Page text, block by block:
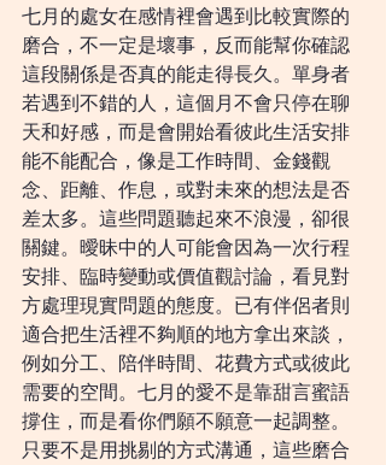
七月的處女在感情裡會遇到比較實際的
磨合，不一定是壞事，反而能幫你確認
這段關係是否真的能走得長久。單身者
若遇到不錯的人，這個月不會只停在聊
天和好感，而是會開始看彼此生活安排
能不能配合，像是工作時間、金錢觀
念、距離、作息，或對未來的想法是否
差太多。這些問題聽起來不浪漫，卻很
關鍵。曖昧中的人可能會因為一次行程
安排、臨時變動或價值觀討論，看見對
方處理現實問題的態度。已有伴侶者則
適合把生活裡不夠順的地方拿出來談，
例如分工、陪伴時間、花費方式或彼此
需要的空間。七月的愛不是靠甜言蜜語
撐住，而是看你們願不願意一起調整。
只要不是用挑剔的方式溝通，這些磨合